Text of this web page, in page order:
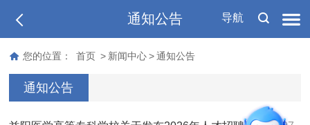
导航
通知公告
您的位置： 首页 > 新闻中心 > 通知公告
通知公告